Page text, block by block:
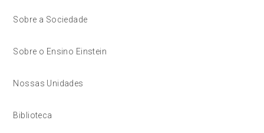
Sobre a Sociedade
Sobre o Ensino Einstein
Nossas Unidades
Biblioteca